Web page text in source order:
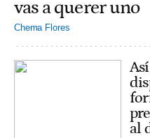
vas a querer uno
Chema Flores
al